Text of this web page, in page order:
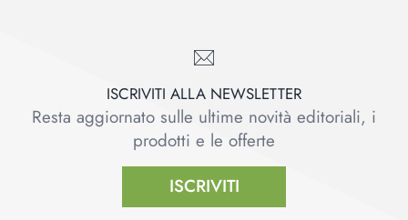
ISCRIVITI ALLA NEWSLETTER
Resta aggiornato sulle ultime novità editoriali, i
prodotti e le offerte
ISCRIVITI